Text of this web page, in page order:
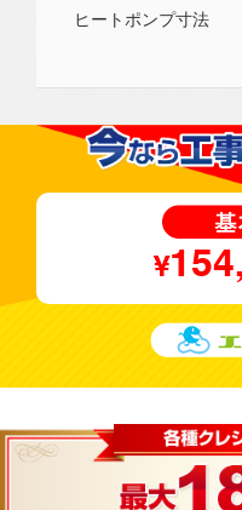
ヒートポンプ寸法
¥